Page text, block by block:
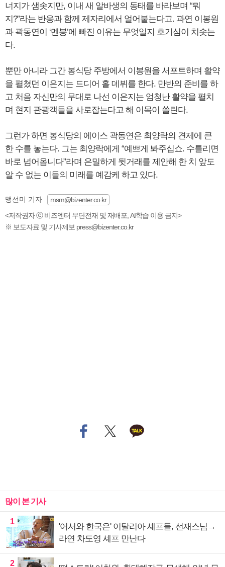
너지가 샘솟지만, 이내 새 알바생의 동태를 바라보며 “뭐
지?”라는 반응과 함께 제자리에서 얼어붙는다고. 과연 이봉원
과 곽동연이 ‘멘붕’에 빠진 이유는 무엇일지 호기심이 치솟는
다.
뿐만 아니라 그간 봉식당 주방에서 이봉원을 서포트하며 활약
을 펼쳤던 이은지는 드디어 홀 데뷔를 한다. 만반의 준비를 하
고 처음 자신만의 무대로 나선 이은지는 엄청난 활약을 펼치
며 현지 관광객들을 사로잡는다고 해 이목이 쏠린다.
그런가 하면 봉식당의 에이스 곽동연은 최양락의 견제에 큰
한 수를 놓는다. 그는 최양락에게 “예쁘게 봐주십쇼. 수틀리면
바로 넘어옵니다”라며 은밀하게 뒷거래를 제안해 한 치 앞도
알 수 없는 이들의 미래를 예감케 하고 있다.
맹선미 기자
msm@bizenter.co.kr
<저작권자 ⓒ 비즈엔터 무단전재 및 재배포, AI학습 이용 금지>
※ 보도자료 및 기사제보 press@bizenter.co.kr
많이 본 기사
1
'어서와 한국은' 이탈리아 셰프들, 선재스님→
라연 차도영 셰프 만난다
2